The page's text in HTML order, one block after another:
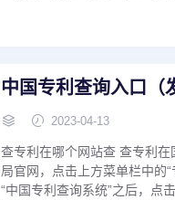
中国专利查询入口（
2023-04-13
查专利在哪个网站查 查专利
局官网，点击上方菜单栏中的
“中国专利查询系统”之后，点